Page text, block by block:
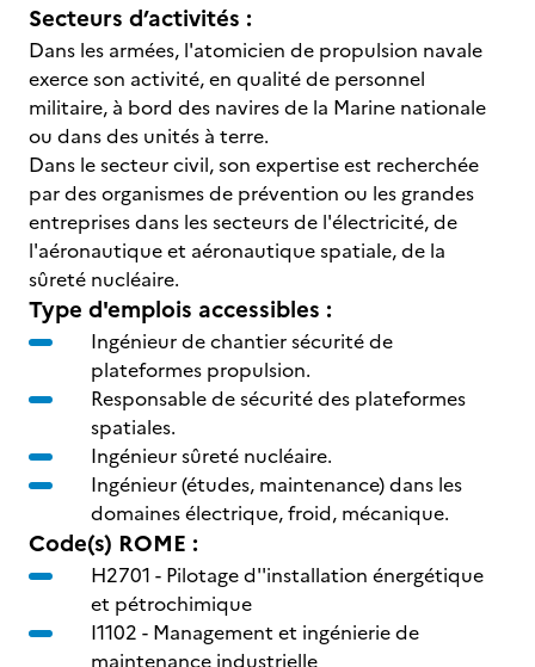
Secteurs d’activités :
Dans les armées, l'atomicien de propulsion navale
exerce son activité, en qualité de personnel
militaire, à bord des navires de la Marine nationale
ou dans des unités à terre.
Dans le secteur civil, son expertise est recherchée
par des organismes de prévention ou les grandes
entreprises dans les secteurs de l'électricité, de
l'aéronautique et aéronautique spatiale, de la
sûreté nucléaire.
Type d'emplois accessibles :
Ingénieur de chantier sécurité de
plateformes propulsion.
Responsable de sécurité des plateformes
spatiales.
Ingénieur sûreté nucléaire.
Ingénieur (études, maintenance) dans les
domaines électrique, froid, mécanique.
Code(s) ROME :
H2701 - Pilotage d''installation énergétique
et pétrochimique
I1102 - Management et ingénierie de
maintenance industrielle